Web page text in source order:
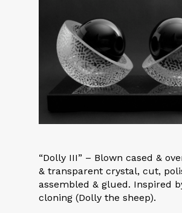
“Dolly III” – Blown cased &
& transparent crystal, cut,
assembled & glued. Inspired
cloning (Dolly the sheep).